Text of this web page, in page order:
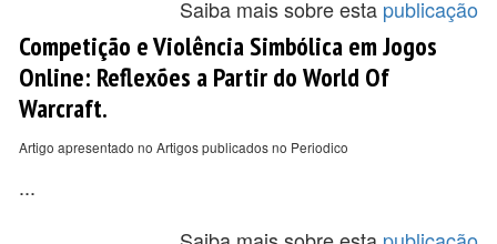
Saiba mais sobre esta publicação
Competição e Violência Simbólica em Jogos
Online: Reflexões a Partir do World Of
Warcraft.
Artigo apresentado no Artigos publicados no Periodico
...